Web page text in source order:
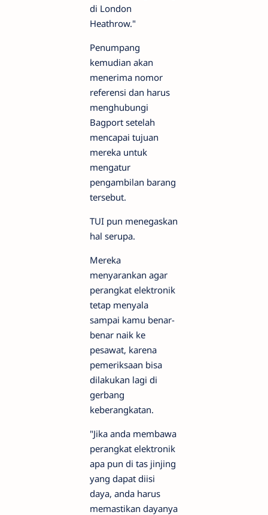
di London
Heathrow."
Penumpang
kemudian akan
menerima nomor
referensi dan harus
menghubungi
Bagport setelah
mencapai tujuan
mereka untuk
mengatur
pengambilan barang
tersebut.
TUI pun menegaskan
hal serupa.
Mereka
menyarankan agar
perangkat elektronik
tetap menyala
sampai kamu benar-
benar naik ke
pesawat, karena
pemeriksaan bisa
dilakukan lagi di
gerbang
keberangkatan.
"Jika anda membawa
perangkat elektronik
apa pun di tas jinjing
yang dapat diisi
daya, anda harus
memastikan dayanya